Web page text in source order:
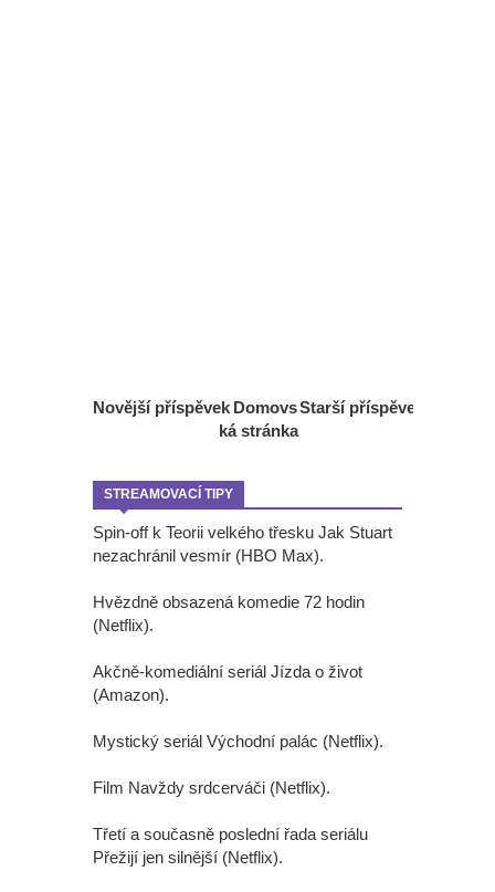
Novější příspěvek Starší příspěvek
Domovs
ká stránka
STREAMOVACÍ TIPY
Spin-off k Teorii velkého třesku Jak Stuart
nezachránil vesmír (HBO Max).
Hvězdně obsazená komedie 72 hodin
(Netflix).
Akčně-komediální seriál Jízda o život
(Amazon).
Mystický seriál Východní palác (Netflix).
Film Navždy srdcerváči (Netflix).
Třetí a současně poslední řada seriálu
Přežijí jen silnější (Netflix).